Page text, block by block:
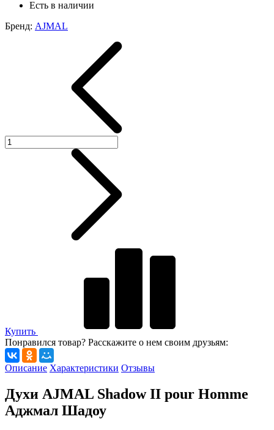
Есть в наличии
Бренд: AJMAL
Купить
Понравился товар? Расскажите о нем своим друзьям:
Описание Характеристики Отзывы
Духи AJMAL Shadow II pour Homme
Аджмал Шадоу